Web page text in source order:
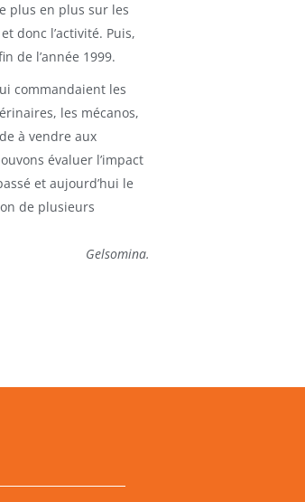
plus en plus sur les
donc l’activité. Puis,
de l’année 1999.
commandaient les
les mécanos,
à vendre aux
évaluer l’impact
et aujourd’hui le
de plusieurs
Gelsomina.